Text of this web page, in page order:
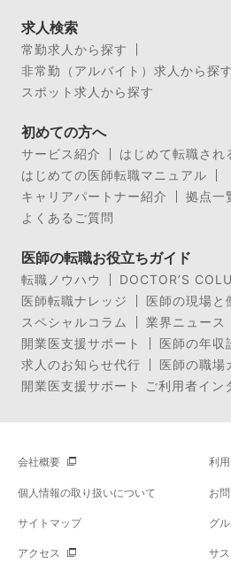
求人検索
常勤求人から探す
非常勤（アルバイト）求人から探す
スポット求人から探す
初めての方へ
サービス紹介
はじめて転職され
はじめての医師転職マニュアル
キャリアパートナー紹介
拠点一
よくあるご質問
医師の転職お役立ちガイド
転職ノウハウ
DOCTOR’S
医師転職ナレッジ
医師の現場と
スペシャルコラム
業界ニュース
開業医支援サポート
医師の年収
求人のお知らせ代行
医師の職場
開業医支援サポート ご利用者イン
会社概要 利
個人情報の取り扱いについて お
サイトマップ グ
アクセス サ